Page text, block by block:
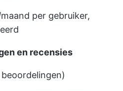
per gebruiker,
en recensies